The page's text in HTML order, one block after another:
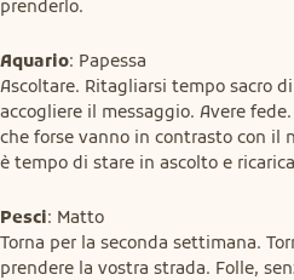
prenderlo.
Aquario: Papessa
Ascoltare. Ritagliarsi tempo sacro
accogliere il messaggio. Avere
che forse vanno in contrasto con il
è tempo di stare in ascolto e
Pesci: Matto
Torna per la seconda settimana.
prendere la vostra strada. Folle,